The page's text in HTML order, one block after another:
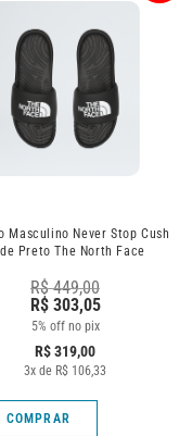
Masculino Never Stop Cush
Preto The North Face
R$449,00
R$303,05
5% off no pix
R$319,00
3x de R$ 106,33
COMPRAR